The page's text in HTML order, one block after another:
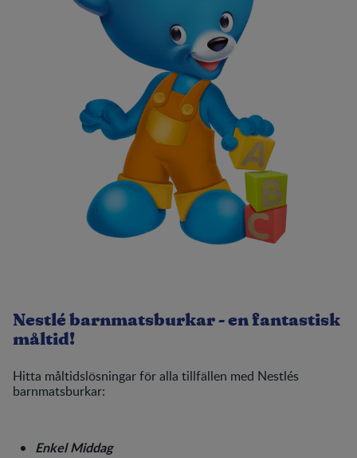
Nestlé barnmatsburkar - en fantastisk
måltid!
Hitta måltidslösningar för alla tillfällen med Nestlés
barnmatsburkar:
Enkel Middag